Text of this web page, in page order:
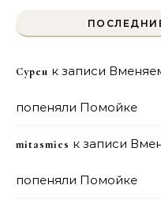
Сурен к записи
попеняли Помойке
mitasmies к записи
попеняли Помойке